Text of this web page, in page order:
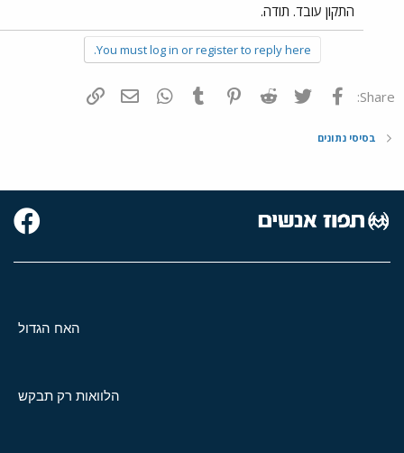
התקון עובד. תודה.
You must log in or register to reply here.
Share: פייסבוק Twitter
Reddit
Pinterest
Tumblr
WhatsAppדואר אלקטרוני
בסיסי נתונים
האח הגדול
הלוואות רק תבקש